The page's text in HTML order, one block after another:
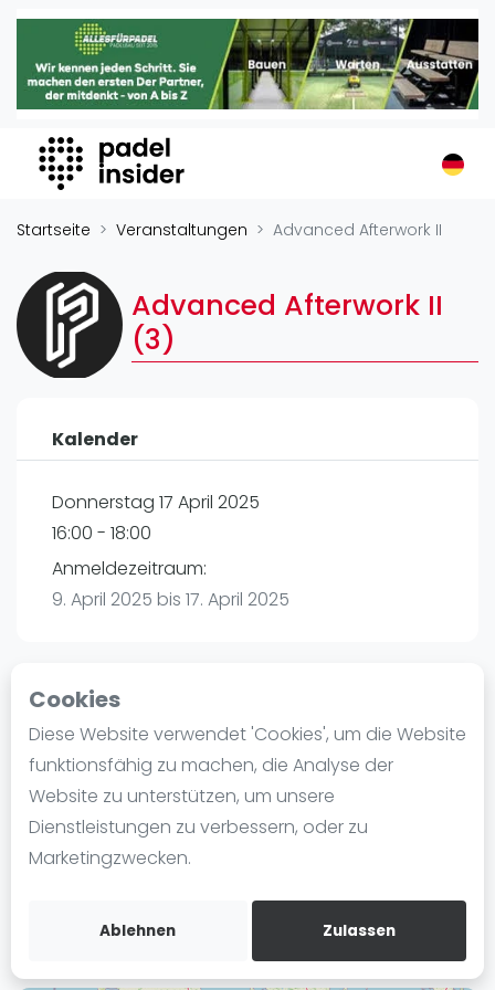
Cookies
Diese Website verwendet 'Cookies', um die Website
funktionsfähig zu machen, die Analyse der
Website zu unterstützen, um unsere
Dienstleistungen zu verbessern, oder zu
Marketingzwecken.
Ablehnen Zulassen
Padel Insider
Home
Organisationen
Buchungssysteme
Padel-Shops
Padelplatzbauer
Verschiedenes
Veranstaltungen
International
Ranking
Männer
Frauen
Blog
Die Geschichte von Padel
Regeln und Punktzählung
Padel Schläge
Video
Startseite Veranstaltungen Advanced Afterwork II
Advanced Afterwork II
(3)
Kalender
Donnerstag 17 April 2025
16:00 - 18:00
Anmeldezeitraum:
9. April 2025 bis 17. April 2025
Playtomic (Abgesagt))
Padel Passion Kaltenkirchen | Kaltenkirchen
Leibnizstraße 9A
24568Kaltenkirchen
Routebeschrijving